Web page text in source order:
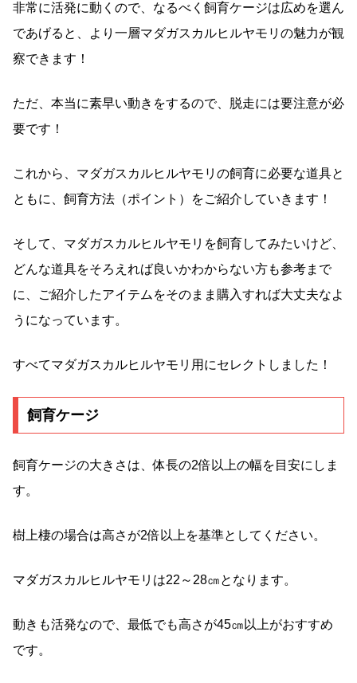
非常に活発に動くので、なるべく飼育ケージは広めを選ん
であげると、より一層マダガスカルヒルヤモリの魅力が観
察できます！
ただ、本当に素早い動きをするので、脱走には要注意が必
要です！
これから、マダガスカルヒルヤモリの飼育に必要な道具と
ともに、飼育方法（ポイント）をご紹介していきます！
そして、マダガスカルヒルヤモリを飼育してみたいけど、
どんな道具をそろえれば良いかわからない方も参考まで
に、ご紹介したアイテムをそのまま購入すれば大丈夫なよ
うになっています。
すべてマダガスカルヒルヤモリ用にセレクトしました！
飼育ケージ
飼育ケージの大きさは、体長の2倍以上の幅を目安にしま
す。
樹上棲の場合は高さが2倍以上を基準としてください。
マダガスカルヒルヤモリは22～28㎝となります。
動きも活発なので、最低でも高さが45㎝以上がおすすめ
です。